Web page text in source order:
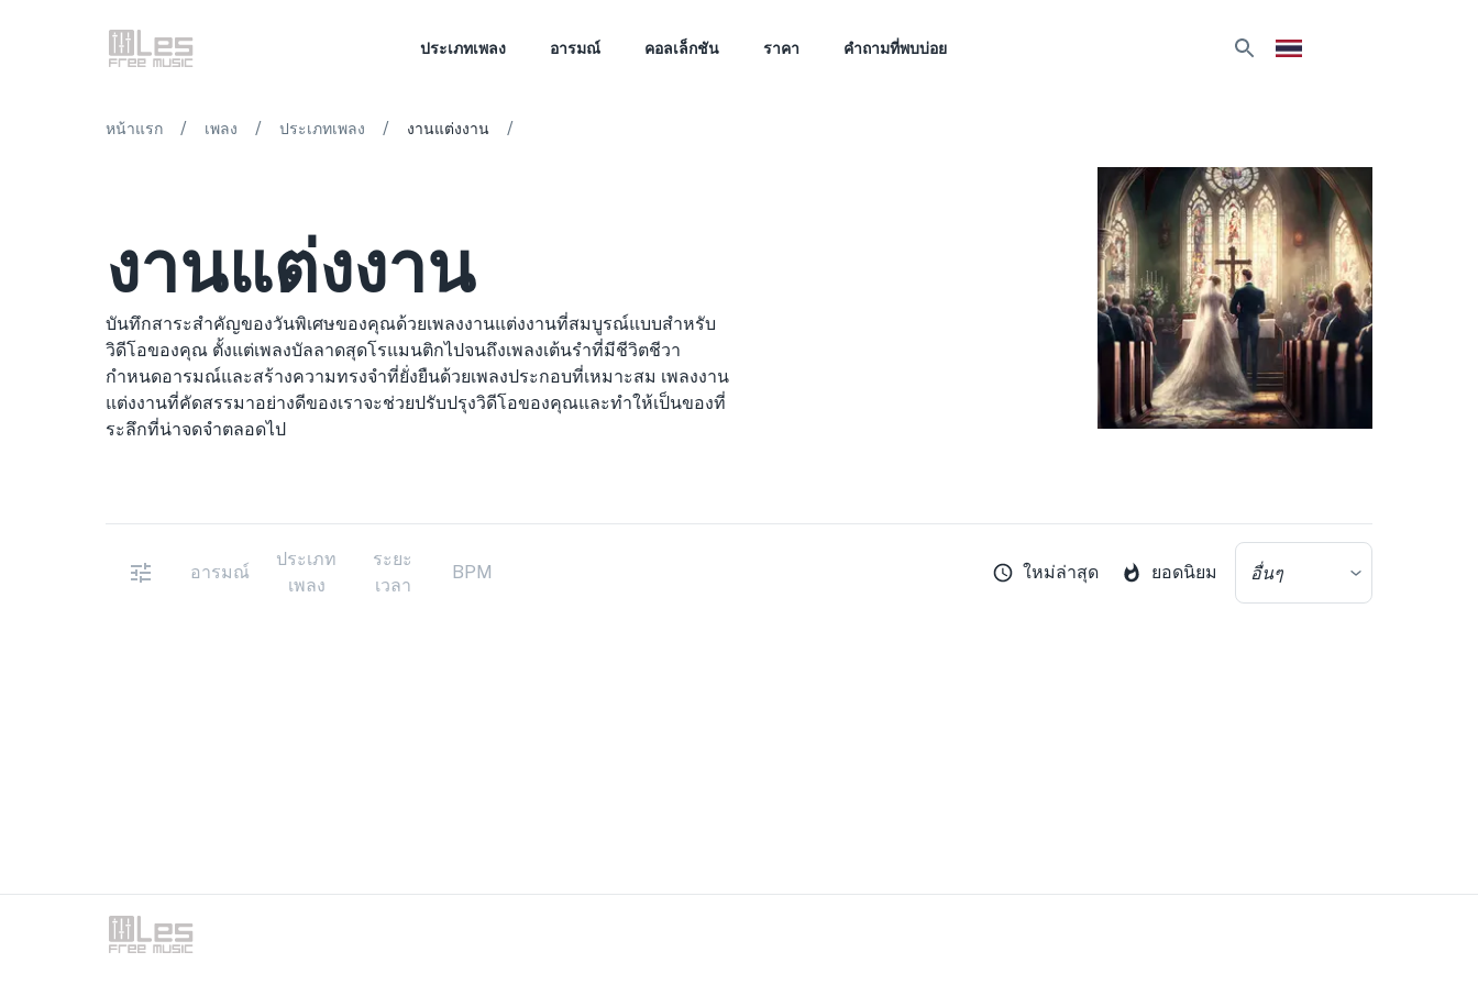
ประเภทเพลง อารมณ์ คอลเล็กชัน ราคา คำถามที่พบบ่อย
หน้าแรก / เพลง / ประเภทเพลง / งานแต่งงาน /
งานแต่งงาน
บันทึกสาระสำคัญของวันพิเศษของคุณด้วยเพลงงานแต่งงานที่สมบูรณ์แบบสำหรับ
วิดีโอของคุณ ตั้งแต่เพลงบัลลาดสุดโรแมนติกไปจนถึงเพลงเต้นรำที่มีชีวิตชีวา
กำหนดอารมณ์และสร้างความทรงจำที่ยั่งยืนด้วยเพลงประกอบที่เหมาะสม เพลงงาน
แต่งงานที่คัดสรรมาอย่างดีของเราจะช่วยปรับปรุงวิดีโอของคุณและทำให้เป็นของที่
ระลึกที่น่าจดจำตลอดไป
อารมณ์
ประเภท
เพลง
ระยะ
เวลา
BPM ใหม่ล่าสุด ยอดนิยม อื่นๆ